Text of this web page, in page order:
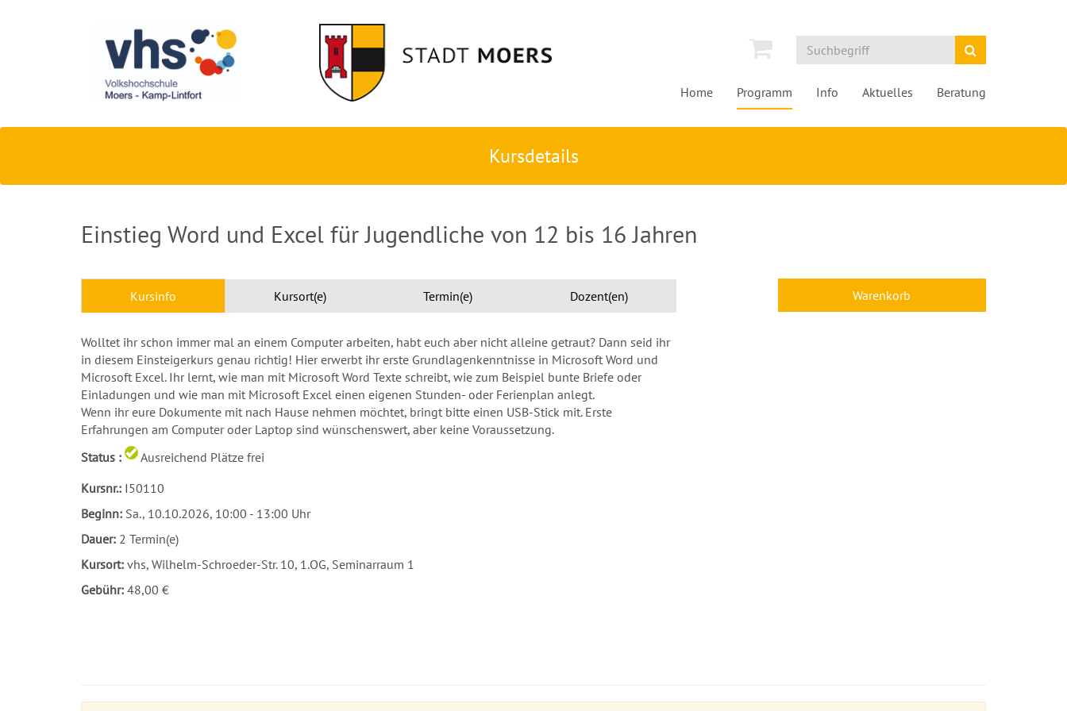
Home Programm Info Aktuelles Beratung
Kursdetails
Einstieg Word und Excel für Jugendliche von 12 bis 16 Jahren
Kursinfo Kursort(e) Termin(e) Dozent(en)
Wolltet ihr schon immer mal an einem Computer arbeiten, habt euch aber nicht alleine getraut? Dann seid ihr
in diesem Einsteigerkurs genau richtig! Hier erwerbt ihr erste Grundlagenkenntnisse in Microsoft Word und
Microsoft Excel. Ihr lernt, wie man mit Microsoft Word Texte schreibt, wie zum Beispiel bunte Briefe oder
Einladungen und wie man mit Microsoft Excel einen eigenen Stunden- oder Ferienplan anlegt.
Wenn ihr eure Dokumente mit nach Hause nehmen möchtet, bringt bitte einen USB-Stick mit. Erste
Erfahrungen am Computer oder Laptop sind wünschenswert, aber keine Voraussetzung.
Status :
Ausreichend Plätze frei
Kursnr.: I50110
Beginn: Sa., 10.10.2026, 10:00 - 13:00 Uhr
Dauer: 2 Termin(e)
Kursort: vhs, Wilhelm-Schroeder-Str. 10, 1.OG, Seminarraum 1
Gebühr: 48,00 €
Warenkorb